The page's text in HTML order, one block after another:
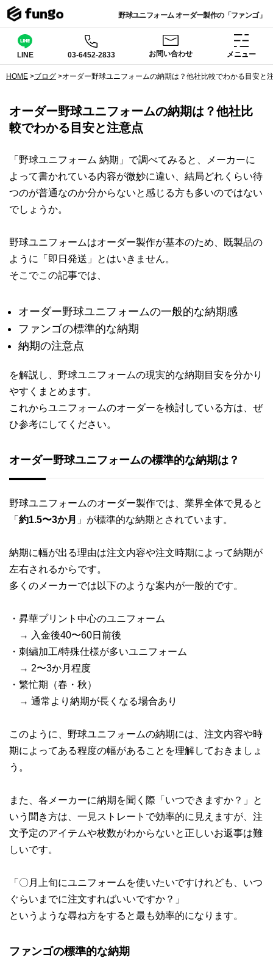
野球ユニフォーム オーダー製作の「ファンゴ」
LINE 03-6452-2833 お問い合わせ メニュー
HOME >ブログ >オーダー野球ユニフォームの納期は？他社比較でわかる目安と
オーダー野球ユニフォームの納期は？他社比
較でわかる目安と注意点
「野球ユニフォーム 納期」で調べてみると、メーカーに
よって書かれている内容が微妙に違い、結局どれくらい待
つのが普通なのか分からないと感じる方も多いのではない
でしょうか。
野球ユニフォームはオーダー製作が基本のため、既製品の
ように「即日発送」とはいきません。
そこでこの記事では、
オーダー野球ユニフォームの一般的な納期感
ファンゴの標準的な納期
納期の注意点
を解説し、野球ユニフォームの現実的な納期目安を分かり
やすくまとめます。
これからユニフォームのオーダーを検討している方は、ぜ
ひ参考にしてください。
オーダー野球ユニフォームの標準的な納期は？
野球ユニフォームのオーダー製作では、業界全体で見ると
「 約1.5〜3か月 」が標準的な納期とされています。
納期に幅が出る理由は注文内容や注文時期によって納期が
左右されるからです。
多くのメーカーでは以下のような案内が一般的です。
・昇華プリント中心のユニフォーム
→ 入金後40〜60日前後
・刺繍加工/特殊仕様が多いユニフォーム
→ 2〜3か月程度
・繁忙期（春・秋）
→ 通常より納期が長くなる場合あり
このように、野球ユニフォームの納期には、注文内容や時
期によってある程度の幅があることを理解しておきましょ
う。
また、各メーカーに納期を聞く際「いつできますか？」と
いう聞き方は、一見ストレートで効率的に見えますが、注
文予定のアイテムや枚数がわからないと正しいお返事は難
しいです。
「〇月上旬にユニフォームを使いたいですけれども、いつ
ぐらいまでに注文すればいいですか？」
というような尋ね方をすると最も効率的になります。
ファンゴの標準的な納期